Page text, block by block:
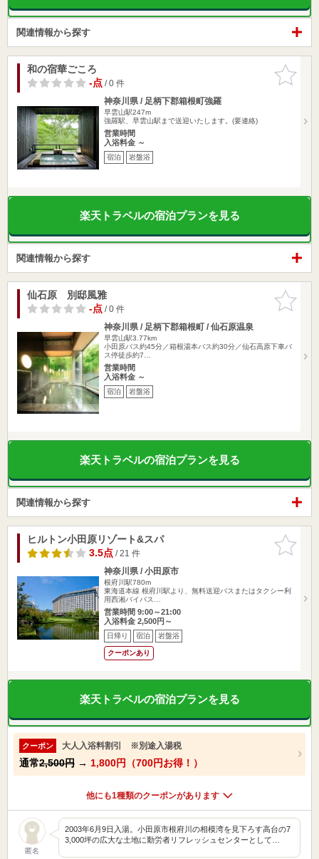
関連情報から探す
お気に入
りに追加
和の宿華ごころ
-点/ 0 件
神奈川県 / 足柄下郡箱根町強羅
早雲山駅247m
強羅駅、早雲山駅まで送迎いたします。(要連絡)
営業時間
入浴料金 ～
宿泊 岩盤浴
楽天トラベルの宿泊プランを見る
関連情報から探す
お気に入
りに追加
仙石原 別邸風雅
-点/ 0 件
神奈川県 / 足柄下郡箱根町 / 仙石原温泉
早雲山駅3.77km
小田原バス約45分／箱根湯本バス約30分／仙石高原下車バ
ス停徒歩約7…
営業時間
入浴料金 ～
宿泊 岩盤浴
楽天トラベルの宿泊プランを見る
関連情報から探す
お気に入
りに追加
ヒルトン小田原リゾート&スパ
3.5点/ 21 件
神奈川県 / 小田原市
根府川駅780m
東海道本線 根府川駅より、無料送迎バスまたはタクシー利
用西湘バイパス…
営業時間 9:00～21:00
入浴料金 2,500円～
日帰り 宿泊 岩盤浴
クーポンあり
楽天トラベルの宿泊プランを見る
クーポン 大人入浴料割引 ※別途入湯税
通常2,500円 → 1,800円（700円お得！）
他にも1種類のクーポンがあります
匿名
2003年6月9日入湯。小田原市根府川の相模湾を見下ろす高台の7
3,000坪の広大な土地に勤労者リフレッシュセンターとして…